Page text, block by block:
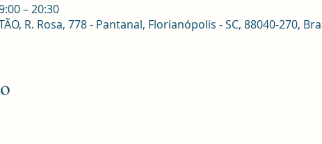
– 20:30
R. Rosa, 778 - Pantanal, Florianópolis - SC, 88040-270,